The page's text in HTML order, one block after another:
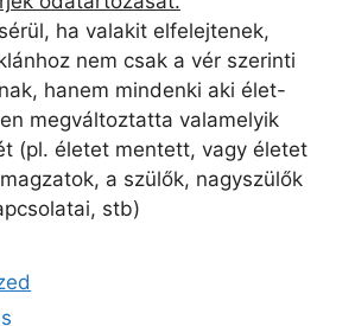
ha valakit elfelejtenek,
nem csak a vér szerinti
hanem mindenki aki élet-
megváltoztatta valamelyik
(pl. életet mentett, vagy életet
a szülők, nagyszülők
stb)